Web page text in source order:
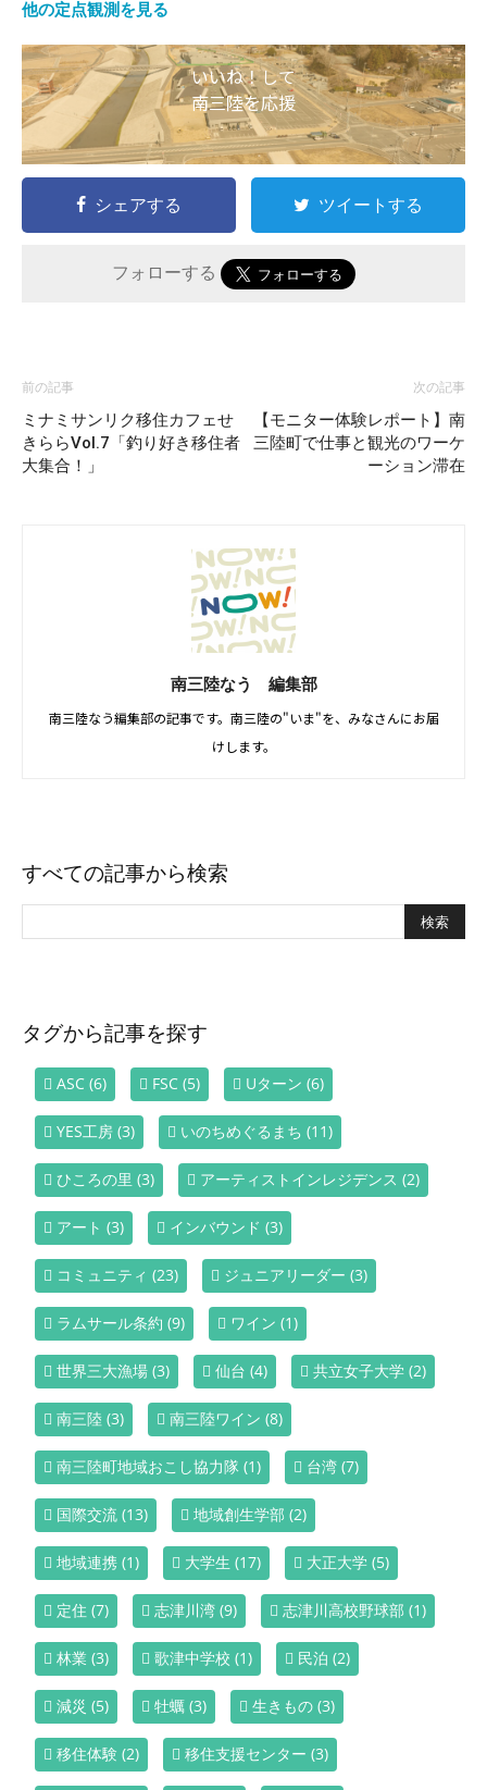
他の定点観測を見る
いいね！して
南三陸を応援
シェアする ツイートする
フォローする
前の記事
ミナミサンリク移住カフェせ
きららVol.7「釣り好き移住者
大集合！」
次の記事
【モニター体験レポート】南
三陸町で仕事と観光のワーケ
ーション滞在
南三陸なう 編集部
南三陸なう編集部の記事です。南三陸の"いま"を、みなさんにお届
けします。
すべての記事から検索
タグから記事を探す
ASC (6) FSC (5) Uターン (6)
YES工房 (3) いのちめぐるまち (11)
ひころの里 (3) アーティストインレジデンス (2)
アート (3) インバウンド (3)
コミュニティ (23) ジュニアリーダー (3)
ラムサール条約 (9) ワイン (1)
世界三大漁場 (3) 仙台 (4) 共立女子大学 (2)
南三陸 (3) 南三陸ワイン (8)
南三陸町地域おこし協力隊 (1) 台湾 (7)
国際交流 (13) 地域創生学部 (2)
地域連携 (1) 大学生 (17) 大正大学 (5)
定住 (7) 志津川湾 (9) 志津川高校野球部 (1)
林業 (3) 歌津中学校 (1) 民泊 (2)
減災 (5) 牡蠣 (3) 生きもの (3)
移住体験 (2) 移住支援センター (3)